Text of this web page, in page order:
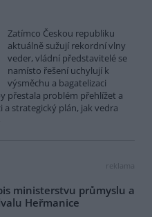
Zatímco Českou republiku
aktuálně sužují rekordní vlny
veder, vládní představitelé se
namísto řešení uchylují k
výsměchu a bagatelizaci
přestala problém přehlížet a
strategický plán, jak vedra
reklama
ministerstvu průmyslu a
Heřmanice